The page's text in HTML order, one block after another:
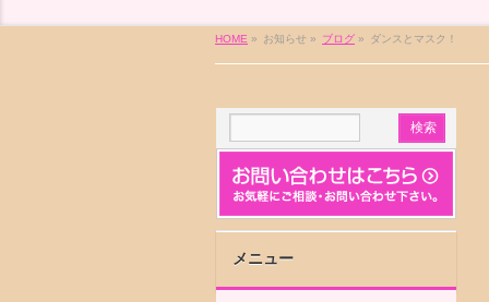
HOME » お知らせ » ブログ » ダンスとマスク！
メニュー